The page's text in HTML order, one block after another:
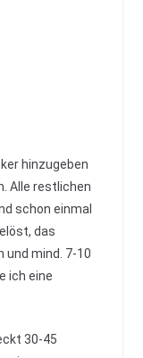
hinzugeben
Alle restlichen
schon einmal
das
und mind. 7-10
ich eine
30-45